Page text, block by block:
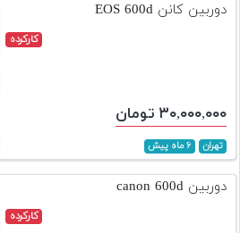
دوربین کانن EOS 600d
کارکرده
۳۰,۰۰۰,۰۰۰ تومان
تهران ۶ ماه پیش
دوربین canon 600d
کارکرده